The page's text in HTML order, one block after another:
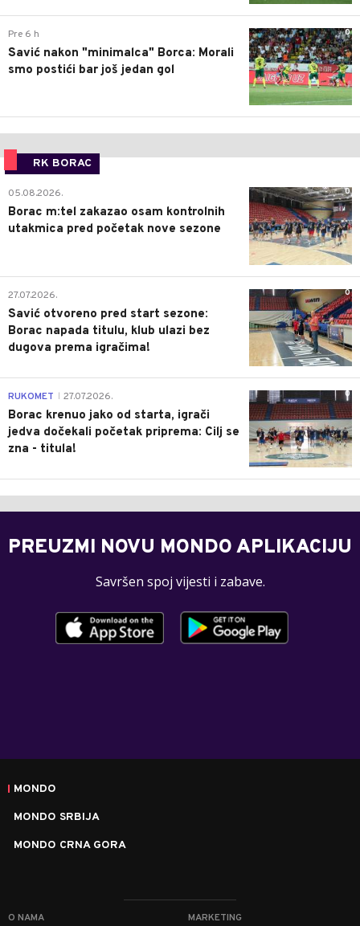
0
Pre 6 h
Savić nakon "minimalca" Borca: Morali
smo postići bar još jedan gol
RK BORAC
0
05.08.2026.
Borac m:tel zakazao osam kontrolnih
utakmica pred početak nove sezone
0
27.07.2026.
Savić otvoreno pred start sezone:
Borac napada titulu, klub ulazi bez
dugova prema igračima!
0
RUKOMET 27.07.2026.
Borac krenuo jako od starta, igrači
jedva dočekali početak priprema: Cilj se
zna - titula!
PREUZMI NOVU MONDO APLIKACIJU
Savršen spoj vijesti i zabave.
MONDO
MONDO SRBIJA
MONDO CRNA GORA
O NAMA MARKETING